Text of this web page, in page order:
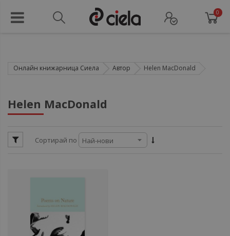
0
Онлайн книжарница Сиела Автор Helen MacDonald
Helen MacDonald
Сортирай по